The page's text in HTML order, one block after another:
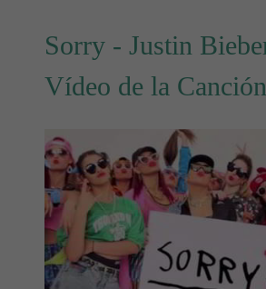
Sorry - Justin
Vídeo de la Canción